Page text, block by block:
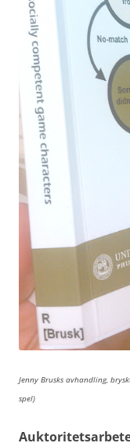
Jenny Brusks avhandling,
spel)